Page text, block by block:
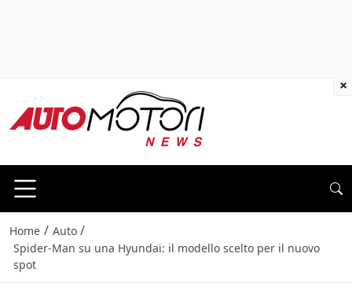
Home / Auto /
Spider-Man su una Hyundai: il modello scelto per il nuovo
spot
×